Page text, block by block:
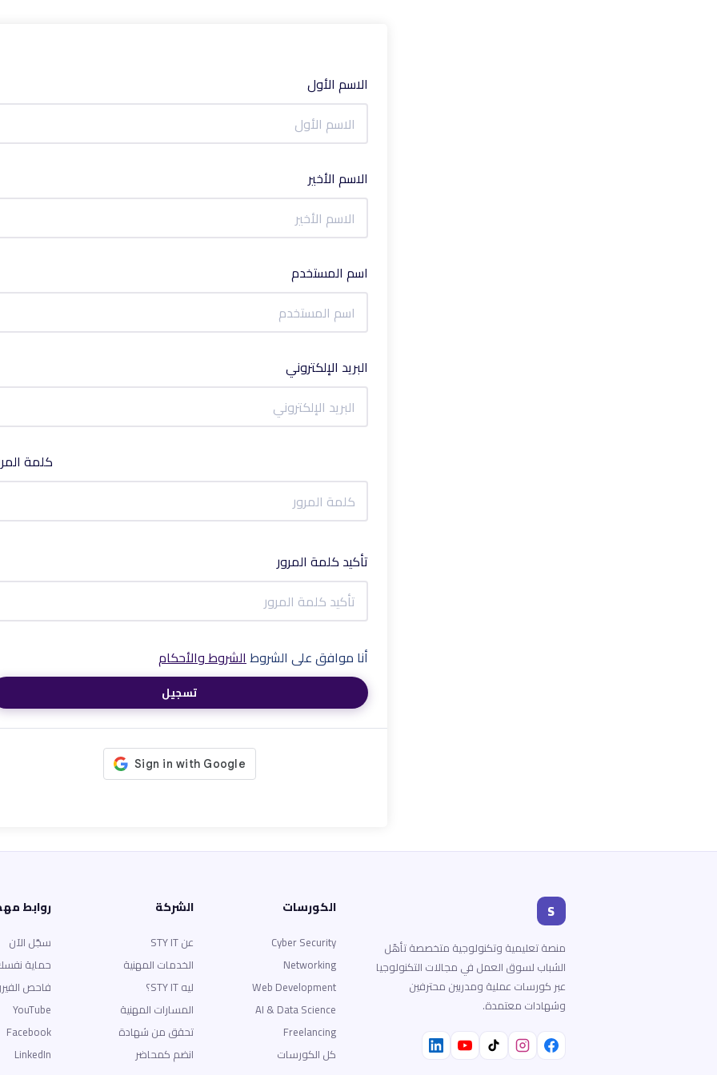
الاسم الأول
الاسم الأخير
اسم المستخدم
البريد الإلكتروني
كلمة
تأكيد كلمة المرور
أنا موافق على الشروطالشروط والأحكام
تسجيل
S
منصة تعليمية وتكنولوجية متخصصة تأهّل
الشباب لسوق العمل في مجالات التكنولوجيا
عبر كورسات عملية ومدربين محترفين
وشهادات معتمدة.
الكورسات
Cyber Security
Networking
Web Development
AI & Data Science
Freelancing
كل الكورسات
الشركة
عن STY IT
الخدمات المهنية
ليه STY IT؟
المسارات المهنية
تحقق من شهادة
انضم كمحاضر
روابط
سجّل الآن
حماية
فاحص
YouTube
Facebook
LinkedIn